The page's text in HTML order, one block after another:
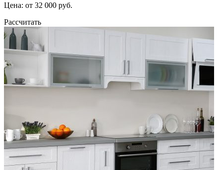
Цена: от 32 000 руб.
Рассчитать